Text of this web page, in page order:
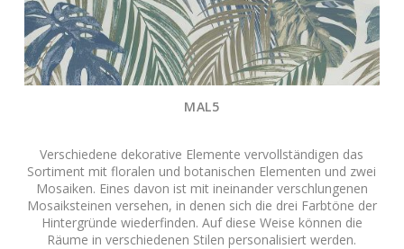
MAL5
Verschiedene dekorative Elemente vervollständigen das
Sortiment mit floralen und botanischen Elementen und zwei
Mosaiken. Eines davon ist mit ineinander verschlungenen
Mosaiksteinen versehen, in denen sich die drei Farbtöne der
Hintergründe wiederfinden. Auf diese Weise können die
Räume in verschiedenen Stilen personalisiert werden.